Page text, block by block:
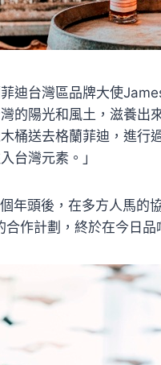
迪台灣區品牌大使
的陽光和風土，滋養出
桶送去格蘭菲迪，進
台灣元素。」
年頭後，在多方人馬的
作計劃，終於在今日品